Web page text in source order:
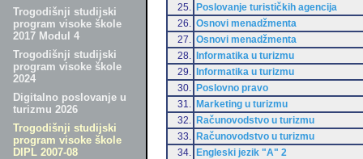
Trogodišnji studijski
program visoke škole
2017 Modul 4
Trogodišnji studijski
program visoke škole
2024
Digitalno poslovanje u
turizmu 2026
Trogodišnji studijski
program visoke škole
DIPL 2007-08
25.
Poslovanje turističkih agencija
26.
Osnovi menadžmenta
27.
Osnovi menadžmenta
28.
Informatika u turizmu
29.
Informatika u turizmu
30.
Poslovno pravo
31.
Marketing u turizmu
32.
Računovodstvo u turizmu
33.
Računovodstvo u turizmu
34.
Engleski jezik "A" 2